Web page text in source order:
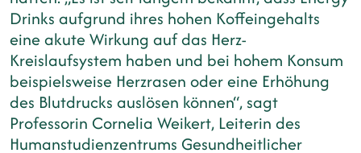
Drinks aufgrund ihres hohen Koffeingehalts
eine akute Wirkung auf das Herz-
Kreislaufsystem haben und bei hohem Konsum
beispielsweise Herzrasen oder eine Erhöhung
des Blutdrucks auslösen können“, sagt
Professorin Cornelia Weikert, Leiterin des
Humanstudienzentrums Gesundheitlicher